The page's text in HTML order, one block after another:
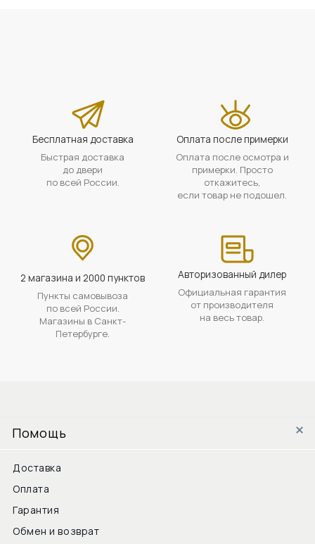
Бесплатная доставка
Быстрая доставка
до двери
по всей России.
Оплата после примерки
Оплата после осмотра и
примерки. Просто
откажитесь,
если товар не подошел.
2 магазина и 2000 пунктов
Пункты самовывоза
по всей России.
Магазины в Санкт-
Петербурге.
Авторизованный дилер
Официальная гарантия
от производителя
на весь товар.
Помощь
Доставка
Оплата
Гарантия
Обмен и возврат